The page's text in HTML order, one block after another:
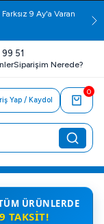
9 Ay'a Varan
51
Siparişim Nerede?
Yap / Kaydol
0
ÜRÜNLERDE
TAKSIT!